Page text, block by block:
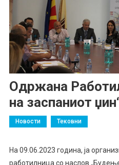
Одржана
на заспаниот
Новости Тековни
На 09.06.2023 година, ја
работилница со наслов